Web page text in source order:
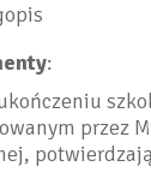
:
przez